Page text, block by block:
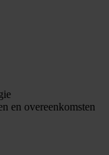
en overeenkomsten